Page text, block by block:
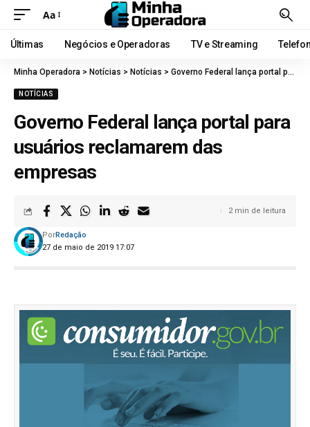
Aa
Últimas Negócios e Operadoras TV e Streaming
Minha Operadora > Notícias > Notícias > Governo Federal lança portal para usuários reclamarem das empresas
NOTÍCIAS
Governo Federal lança portal para
usuários reclamarem das
empresas
27 de maio de 2019 17:07
PorRedação
2 min de leitura